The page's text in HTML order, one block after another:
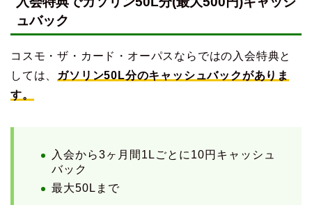
ュバック
コスモ・ザ・カード・オーパスならではの入会特典と
しては、
ガソリン50L分のキャッシュバックがありま
す。
入会から3ヶ月間1Lごとに10円キャッシュ
バック
最大50Lまで